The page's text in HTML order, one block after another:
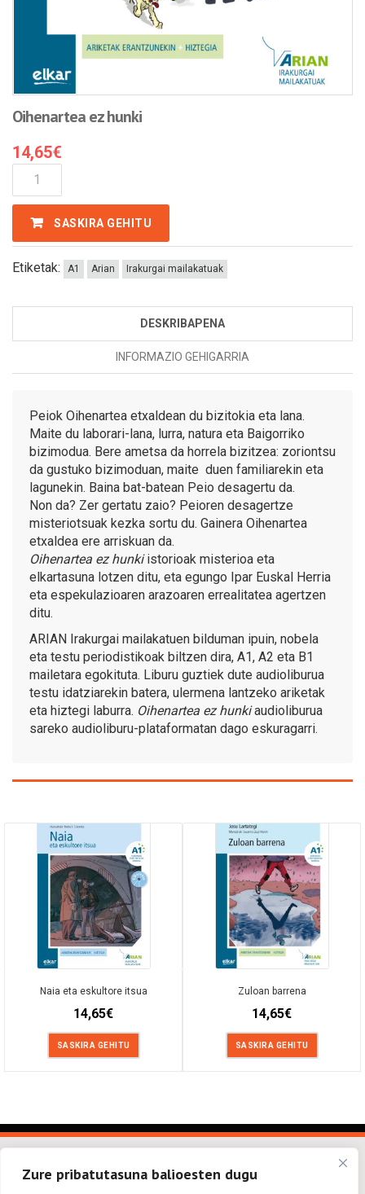
Zure pribatutasuna balioesten dugu
Oihenartea ez hunki
14,65€
Oihenartea
Ez
Hunki
KantitateaSASKIRA GEHITU
Etiketak: A1 Arian Irakurgai mailakatuak
DESKRIBAPENA
INFORMAZIO GEHIGARRIA
Peiok Oihenartea etxaldean du bizitokia eta lana.
Maite du laborari-lana, lurra, natura eta Baigorriko
bizimodua. Bere ametsa da horrela bizitzea: zoriontsu
da gustuko bizimoduan, maite duen familiarekin eta
lagunekin. Baina bat-batean Peio desagertu da.
Non da? Zer gertatu zaio? Peioren desagertze
misteriotsuak kezka sortu du. Gainera Oihenartea
etxaldea ere arriskuan da.
Oihenartea ez hunkiistorioak misterioa eta
elkartasuna lotzen ditu, eta egungo Ipar Euskal Herria
eta espekulazioaren arazoaren errealitatea agertzen
ditu.
ARIAN Irakurgai mailakatuen bilduman ipuin, nobela
eta testu periodistikoak biltzen dira, A1, A2 eta B1
mailetara egokituta. Liburu guztiek dute audioliburua
testu idatziarekin batera, ulermena lantzeko ariketak
eta hiztegi laburra. Oihenartea ez hunkiaudioliburua
sareko audioliburu-plataformatan dago eskuragarri.
Naia eta eskultore itsua
14,65€
SASKIRA GEHITU
Zuloan barrena
14,65€
SASKIRA GEHITU